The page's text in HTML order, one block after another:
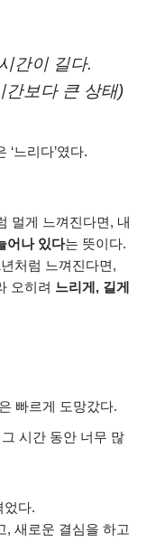
간이 길다.
간보다 큰 상태)
느리다’였다.
멀게 느껴진다면, 내
어나 있다는 뜻이다.
처럼 느껴진다면,
오히려 느리게, 길게
빠르게 도망갔다.
시간 동안 너무 많
었다.
, 새로운 결심을 하고